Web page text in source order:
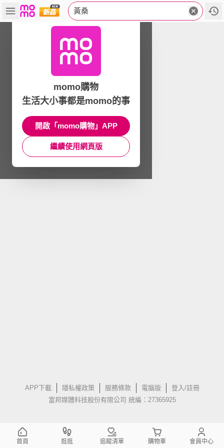
黃桑
APP下載 隱私權政策 服務條款 電腦版
登入/註冊
富邦媒體科技股份有限公司 統編：27365925
momo購物
生活大小事都是momo的事
開啟「momo購物」APP
繼續使用網頁版
首頁 逛逛 追蹤清單 購物車 會員中心